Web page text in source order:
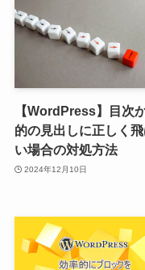
【WordPress】目次
的の見出しに正しく
い場合の対処方法
2024年12月10日